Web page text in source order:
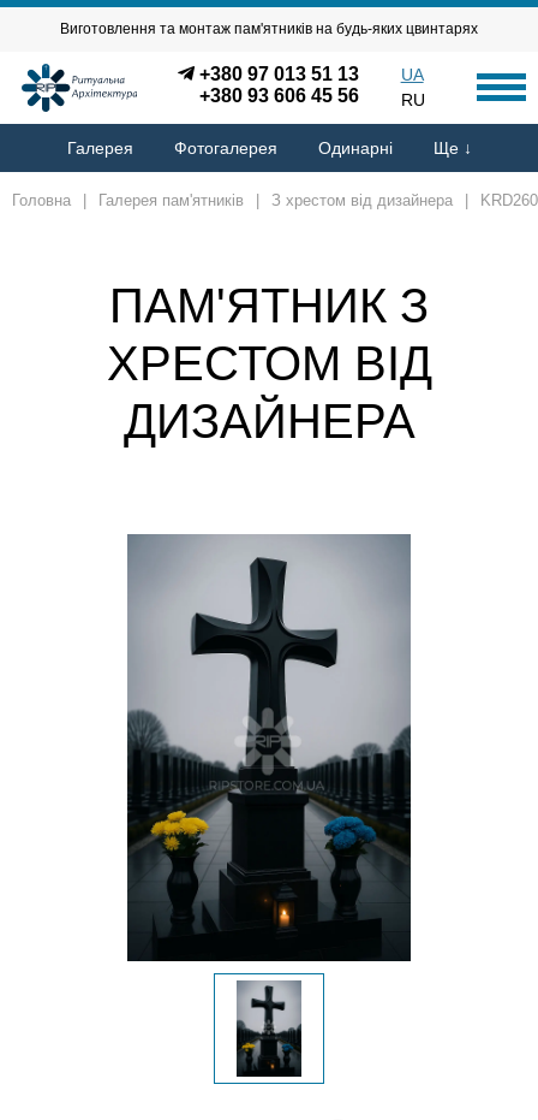
Виготовлення та монтаж пам'ятників на будь-яких цвинтарях
+380 97 013 51 13
+380 93 606 45 56
UA
RU
Галерея Фотогалерея Одинарні Ще ↓
Головна Галерея пам'ятників З хрестом від дизайнера
ПАМ'ЯТНИК З
ХРЕСТОМ ВІД
ДИЗАЙНЕРА